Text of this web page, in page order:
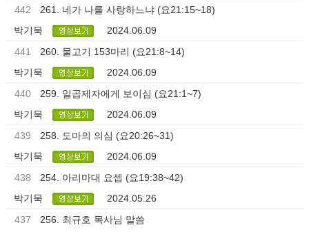
442
261. 네가 나를 사랑하느냐 (요21:15~18)
박기묵
2024.06.09
441
260. 물고기 153마리 (요21:8~14)
박기묵
2024.06.09
440
259. 일곱제자에게 보이심 (요21:1~7)
박기묵
2024.06.09
439
258. 도마의 의심 (요20:26~31)
박기묵
2024.06.09
438
254. 아리마대 요셉 (요19:38~42)
박기묵
2024.05.26
437
256. 최규호 목사님 말씀